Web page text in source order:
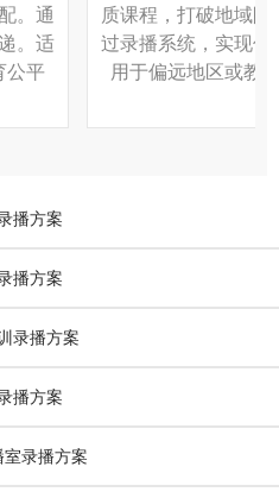
播方案
播方案
录播方案
播方案
室录播方案
现教育资源的均衡分配。通
资源的远程共享与传递。适
乏的学校，提升教育公平